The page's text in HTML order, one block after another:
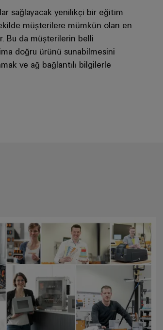
sağlayacak yenilikçi bir eğitim
müşterilere mümkün olan en
Bu da müşterilerin belli
doğru ürünü sunabilmesini
ve ağ bağlantılı bilgilerle